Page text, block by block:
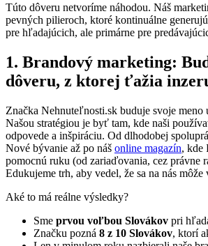
Túto dôveru netvoríme náhodou. Náš
pevných pilieroch, ktoré kontinuálne
pre hľadajúcich, ale primárne pre
1. Brandový marketing:
dôveru, z ktorej ťažia
Značka Nehnuteľnosti.sk buduje svoje meno
Našou stratégiou je byť tam, kde naši
odpovede a inšpiráciu. Od dlhodobej
Nové bývanie až po náš online magazín, kde
pomocnú ruku (od zariaďovania, cez právne
Edukujeme trh, aby vedel, že sa na nás
Aké to má reálne výsledky?
Sme prvou voľbou Slovákov pri
Značku pozná 8 z 10 Slovákov, ktorí